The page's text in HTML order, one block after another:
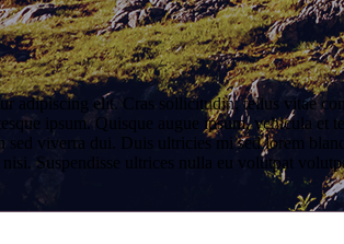
adipiscing elit. Cras sollicitudin, tellus vitae
ipsum. Quisque augue ipsum, vehicula et
sed viverra dui. Duis ultricies mi sed lorem
nisi. Suspendisse ultrices nulla eu volutpat